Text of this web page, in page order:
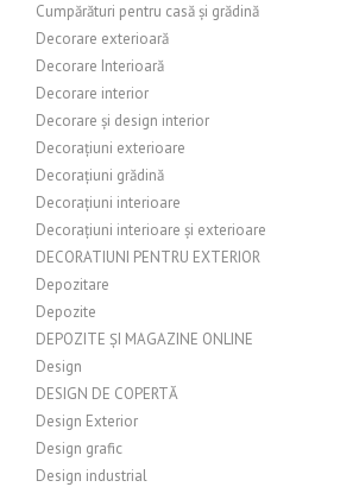
Cumpărături pentru casă și grădină
Decorare exterioară
Decorare Interioară
Decorare interior
Decorare și design interior
Decorațiuni exterioare
Decorațiuni grădină
Decorațiuni interioare
Decorațiuni interioare și exterioare
DECORATIUNI PENTRU EXTERIOR
Depozitare
Depozite
DEPOZITE ȘI MAGAZINE ONLINE
Design
DESIGN DE COPERTĂ
Design Exterior
Design grafic
Design industrial